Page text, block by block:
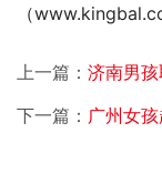
（
上一篇： 济南男孩
下一篇： 广州女孩